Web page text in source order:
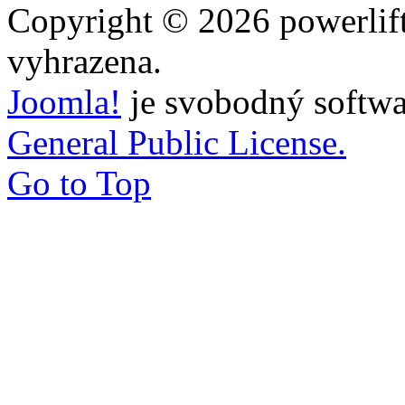
Copyright © 2026
vyhrazena.
Joomla! je svobodný
General Public License.
Go to Top